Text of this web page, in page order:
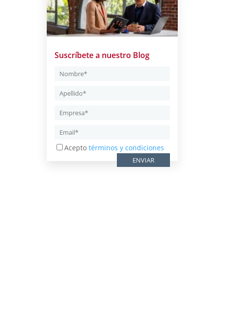
Suscríbete a nuestro Blog
Acepto términos y condiciones